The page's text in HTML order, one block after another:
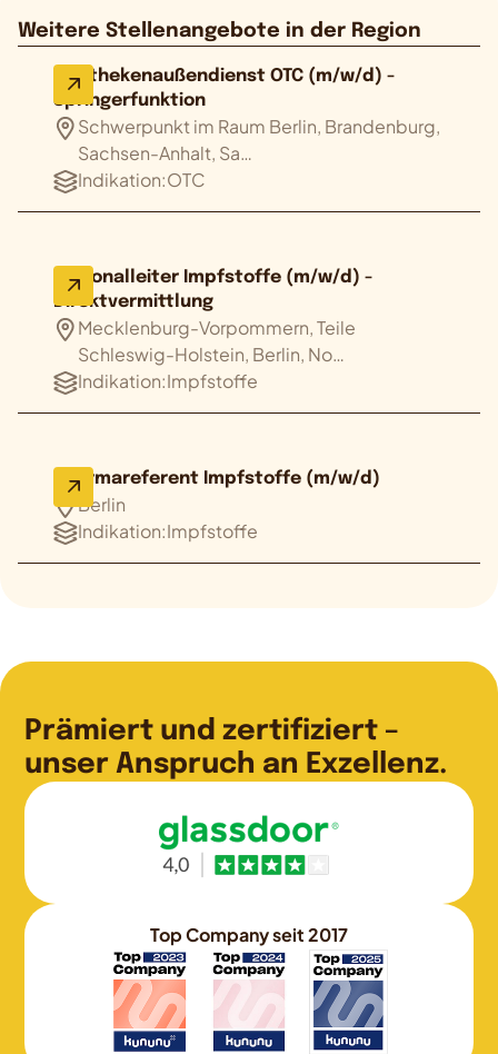
Weitere Stellenangebote in der Region
Apothekenaußendienst OTC (m/w/d) -
Springerfunktion
Schwerpunkt im Raum Berlin, Brandenburg,
Sachsen-Anhalt, Sa…
Indikation:OTC
Regionalleiter Impfstoffe (m/w/d) -
Direktvermittlung
Mecklenburg-Vorpommern, Teile
Schleswig-Holstein, Berlin, No…
Indikation:Impfstoffe
Pharmareferent Impfstoffe (m/w/d)
Berlin
Indikation:Impfstoffe
Prämiert und zertifiziert –
unser Anspruch an Exzellenz.
Top Company seit 2017